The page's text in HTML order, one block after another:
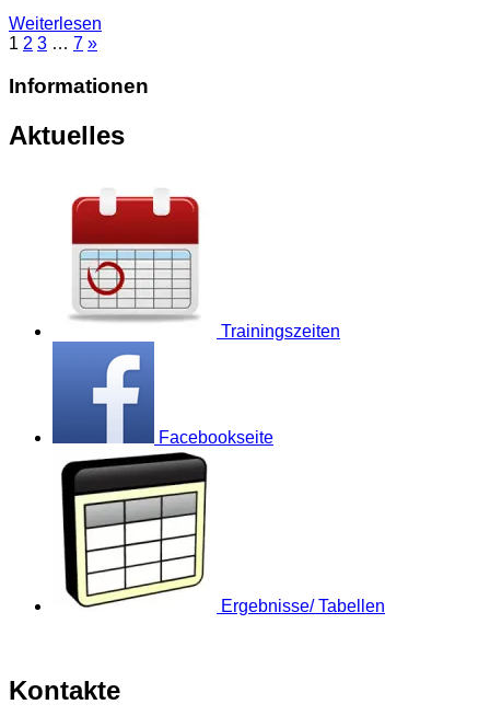
Weiterlesen
1 2 3 … 7 »
Informationen
Aktuelles
Trainingszeiten
Facebookseite
Ergebnisse/ Tabellen
Kontakte